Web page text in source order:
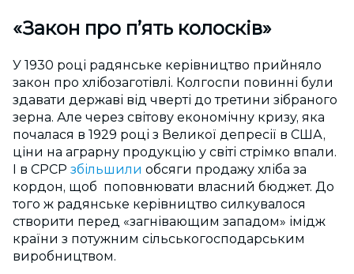
«Закон про п’ять колосків»
У 1930 році радянське керівництво прийняло
закон про хлібозаготівлі. Колгоспи повинні були
здавати державі від чверті до третини зібраного
зерна. Але через світову економічну кризу, яка
почалася в 1929 році з Великої депресії в США,
ціни на аграрну продукцію у світі стрімко впали.
І в СРСР збільшили обсяги продажу хліба за
кордон, щоб поповнювати власний бюджет. До
того ж радянське керівництво силкувалося
створити перед «загнівающим западом» імідж
країни з потужним сільськогосподарським
виробництвом.